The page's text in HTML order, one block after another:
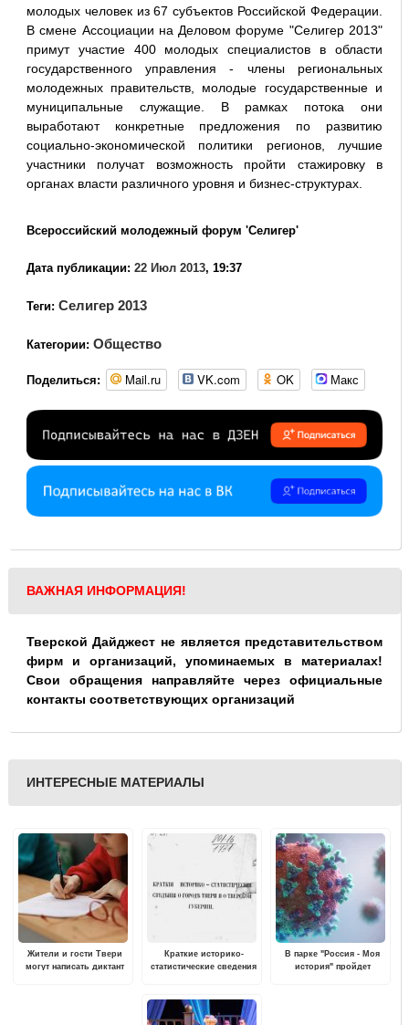
молодых человек из 67 субъектов Российской Федерации.
В смене Ассоциации на Деловом форуме "Селигер 2013"
примут участие 400 молодых специалистов в области
государственного управления - члены региональных
молодежных правительств, молодые государственные и
муниципальные служащие. В рамках потока они
выработают конкретные предложения по развитию
социально-экономической политики регионов, лучшие
участники получат возможность пройти стажировку в
органах власти различного уровня и бизнес-структурах.
Всероссийский молодежный форум 'Селигер'
Дата публикации: 22 Июл 2013, 19:37
Теги: Селигер 2013
Категории: Общество
Поделиться: Mail.ru VK.com OK Макс
ВАЖНАЯ ИНФОРМАЦИЯ!
Тверской Дайджест не является представительством
фирм и организаций, упоминаемых в материалах!
Свои обращения направляйте через официальные
контакты соответствующих организаций
ИНТЕРЕСНЫЕ МАТЕРИАЛЫ
Жители и гости Твери
могут написать диктант
Краткие историко-
статистические сведения
В парке "Россия - Моя
история" пройдет